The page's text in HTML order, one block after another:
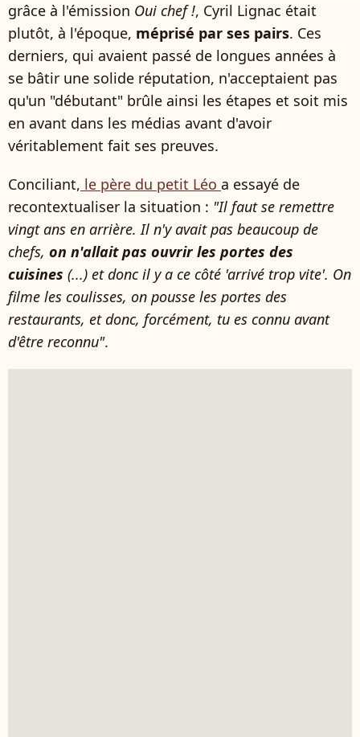
grâce à l'émission Oui chef !, Cyril Lignac était
plutôt, à l'époque, méprisé par ses pairs. Ces
derniers, qui avaient passé de longues années à
se bâtir une solide réputation, n'acceptaient pas
qu'un "débutant" brûle ainsi les étapes et soit mis
en avant dans les médias avant d'avoir
véritablement fait ses preuves.
Conciliant, le père du petit Léo a essayé de
recontextualiser la situation : "Il faut se remettre
vingt ans en arrière. Il n'y avait pas beaucoup de
chefs, on n'allait pas ouvrir les portes des
cuisines (...) et donc il y a ce côté 'arrivé trop vite'. On
filme les coulisses, on pousse les portes des
restaurants, et donc, forcément, tu es connu avant
d'être reconnu".